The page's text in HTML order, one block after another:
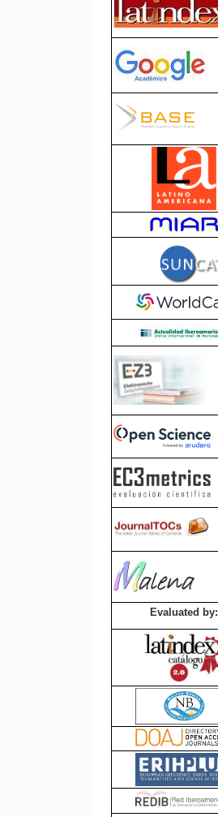
Evaluated by: